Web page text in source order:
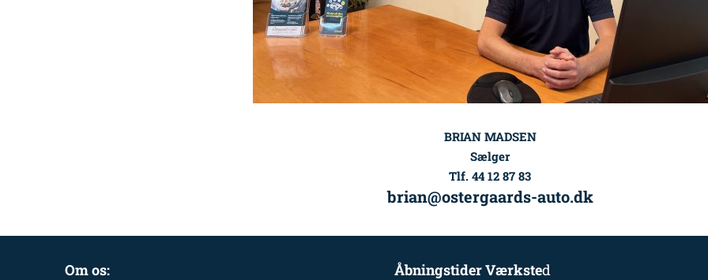
BRIAN MADSEN
Sælger
Tlf. 44 12 87 83
brian@ostergaards-auto.dk
Om os: Åbningstider Værksted